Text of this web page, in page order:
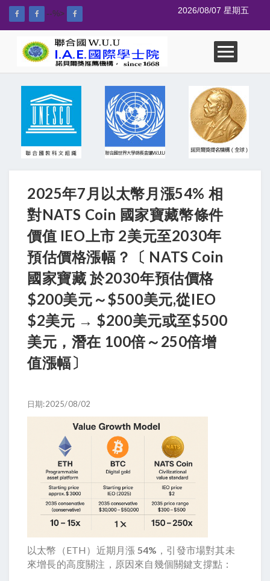
--%> 2026/08/07 星期五
2025年7月以太幣月漲54% 相
對NATS Coin 國家寶藏幣條件
價值 IEO上市 2美元至2030年
預估價格漲幅？〔 NATS Coin
國家寶藏 於2030年預估價格
$200美元～$500美元,從IEO
$2美元 → $200美元或至$500
美元，潛在 100倍～250倍增
值漲幅〕
日期:2025/08/02
以太幣（ETH）近期月漲 54% ，引發市場對其未
來增長的高度關注，原因來自幾個關鍵支撐點：